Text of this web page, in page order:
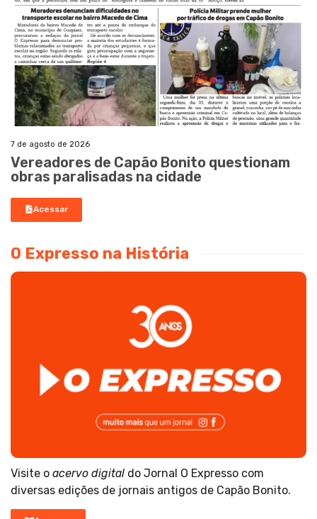
7 de agosto de 2026
Vereadores de Capão Bonito questionam
obras paralisadas na cidade
Acessar
O Expresso na História
Visite o acervo digital do Jornal O Expresso com
diversas edições de jornais antigos de Capão Bonito.